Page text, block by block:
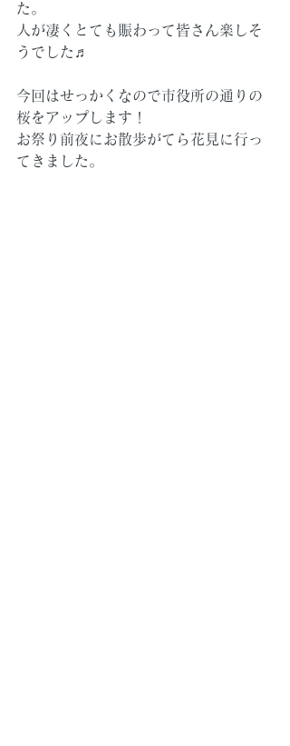
た。
人が凄くとても賑わって皆さん楽しそ
うでした♬
今回はせっかくなので市役所の通りの
桜をアップします！
お祭り前夜にお散歩がてら花見に行っ
てきました。